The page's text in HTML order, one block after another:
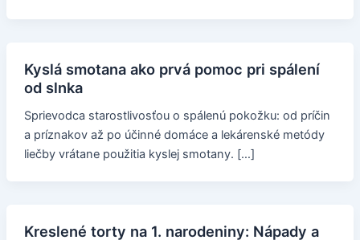
Kyslá smotana ako prvá pomoc pri spálení
od slnka
Sprievodca starostlivosťou o spálenú pokožku: od príčin
a príznakov až po účinné domáce a lekárenské metódy
liečby vrátane použitia kyslej smotany. […]
Kreslené torty na 1. narodeniny: Nápady a